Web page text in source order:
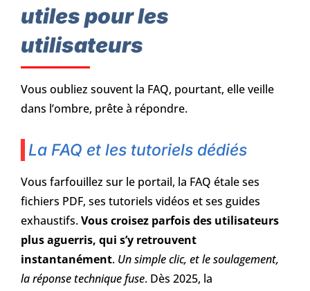
utiles pour les
utilisateurs
Vous oubliez souvent la FAQ, pourtant, elle veille
dans l’ombre, prête à répondre.
La FAQ et les tutoriels dédiés
Vous farfouillez sur le portail, la FAQ étale ses
fichiers PDF, ses tutoriels vidéos et ses guides
exhaustifs.Vous croisez parfois des utilisateurs
plus aguerris, qui s’y retrouvent
instantanément. Un simple clic, et le soulagement,
la réponse technique fuse. Dès 2025, la